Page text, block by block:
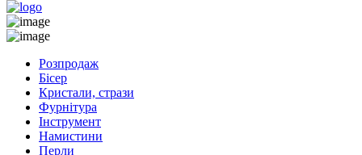
Розпродаж
Бісер
Кристали, стрази
Фурнітура
Інструмент
Намистини
Перли